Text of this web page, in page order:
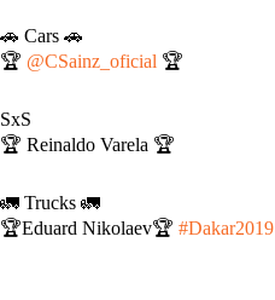
🚗 Cars 🚗
🏆 @CSainz_oficial 🏆
SxS
🏆 Reinaldo Varela 🏆
🚛 Trucks 🚛
🏆Eduard Nikolaev🏆 #Dakar2019